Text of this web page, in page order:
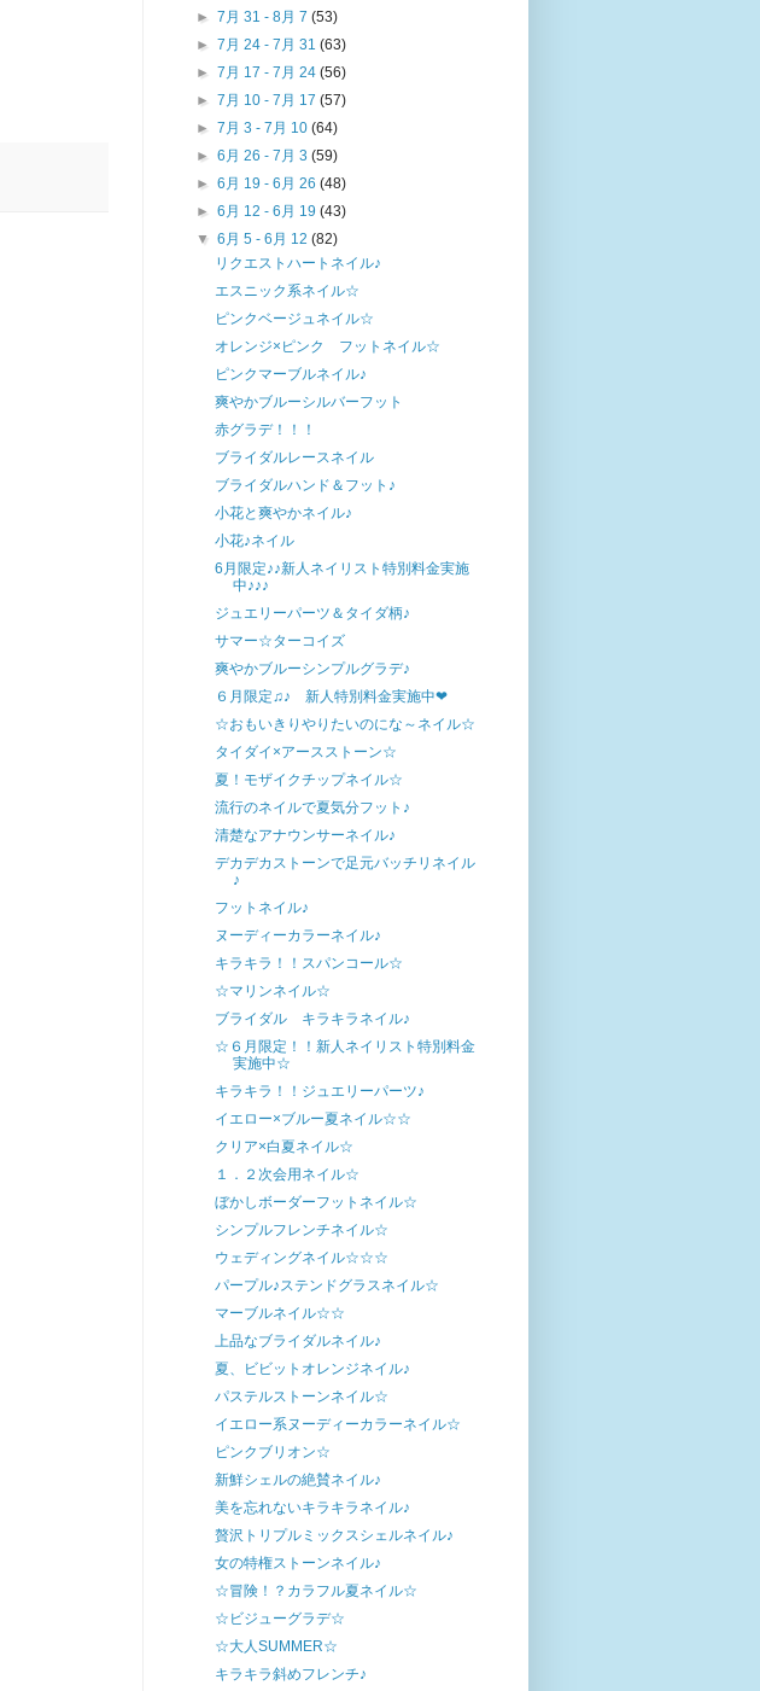
►7月 31 - 8月 7(53)
►7月 24 - 7月 31(63)
►7月 17 - 7月 24(56)
►7月 10 - 7月 17(57)
►7月 3 - 7月 10(64)
►6月 26 - 7月 3(59)
►6月 19 - 6月 26(48)
►6月 12 - 6月 19(43)
▼6月 5 - 6月 12(82)
リクエストハートネイル♪
エスニック系ネイル☆
ピンクベージュネイル☆
オレンジ×ピンク フットネイル☆
ピンクマーブルネイル♪
爽やかブルーシルバーフット
赤グラデ！！！
ブライダルレースネイル
ブライダルハンド＆フット♪
小花と爽やかネイル♪
小花♪ネイル
6月限定♪♪新人ネイリスト特別料金実施
中♪♪♪
ジュエリーパーツ＆タイダ柄♪
サマー☆ターコイズ
爽やかブルーシンプルグラデ♪
６月限定♫♪ 新人特別料金実施中❤
☆おもいきりやりたいのにな～ネイル☆
タイダイ×アースストーン☆
夏！モザイクチップネイル☆
流行のネイルで夏気分フット♪
清楚なアナウンサーネイル♪
デカデカストーンで足元バッチリネイル
♪
フットネイル♪
ヌーディーカラーネイル♪
キラキラ！！スパンコール☆
☆マリンネイル☆
ブライダル キラキラネイル♪
☆６月限定！！新人ネイリスト特別料金
実施中☆
キラキラ！！ジュエリーパーツ♪
イエロー×ブルー夏ネイル☆☆
クリア×白夏ネイル☆
１．２次会用ネイル☆
ぼかしボーダーフットネイル☆
シンプルフレンチネイル☆
ウェディングネイル☆☆☆
パープル♪ステンドグラスネイル☆
マーブルネイル☆☆
上品なブライダルネイル♪
夏、ビビットオレンジネイル♪
パステルストーンネイル☆
イエロー系ヌーディーカラーネイル☆
ピンクブリオン☆
新鮮シェルの絶賛ネイル♪
美を忘れないキラキラネイル♪
贅沢トリプルミックスシェルネイル♪
女の特権ストーンネイル♪
☆冒険！？カラフル夏ネイル☆
☆ビジューグラデ☆
☆大人SUMMER☆
キラキラ斜めフレンチ♪